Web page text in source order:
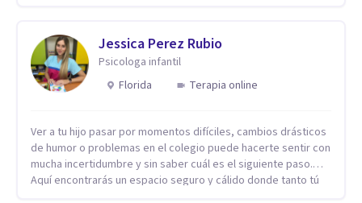
Jessica Perez Rubio
Psicologa infantil
Florida
Terapia online
Ver a tu hijo pasar por momentos difíciles, cambios drásticos
de humor o problemas en el colegio puede hacerte sentir con
mucha incertidumbre y sin saber cuál es el siguiente paso.
Aquí encontrarás un espacio seguro y cálido donde tanto tú